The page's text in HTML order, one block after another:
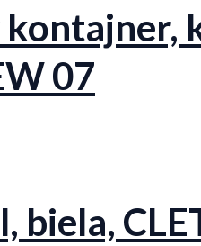
07
biela,